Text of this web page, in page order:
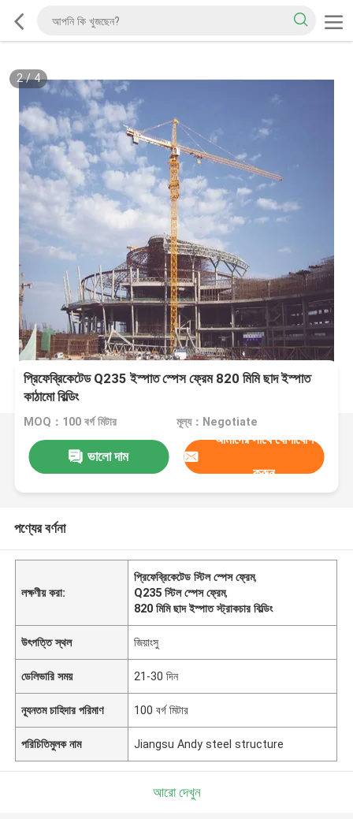
2/4
প্রিফেব্রিকেটেড Q235 ইস্পাত স্পেস ফ্রেম 820 মিমি ছাদ ইস্পাত
কাঠামো বিল্ডিং
MOQ：100 বর্গ মিটার মূল্য：Negotiate
ভালো দাম
আমাদের সাথে যোগাযোগ
করুন
পণ্যের বর্ণনা
লক্ষণীয় করা:
প্রিফেব্রিকেটেড স্টিল স্পেস ফ্রেম,
Q235 স্টিল স্পেস ফ্রেম,
820 মিমি ছাদ ইস্পাত স্ট্রাকচার বিল্ডিং
উৎপত্তি স্থল জিয়াংসু
ডেলিভারি সময় 21-30 দিন
ন্যূনতম চাহিদার পরিমাণ 100 বর্গ মিটার
পরিচিতিমুলক নাম Jiangsu Andy steel structure
আরো দেখুন